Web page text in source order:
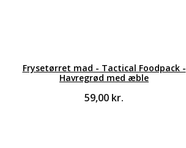
Frysetørret mad - Tactical Foodpack -
Havregrød med æble
59,00 kr.